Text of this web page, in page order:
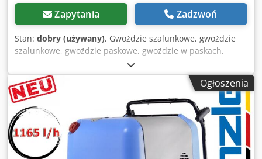
Zapytania Zadzwoń
Stan: dobry (używany), Gwoździe szalunkowe, gwoździe
szalunkowe, gwoździe paskowe, gwoździe w paskach,
gwoździe z łbem ściskanym Dedpfxsv D Nvds Ahgokr -
Producent: Holz-Her, paski z gwoździami 2 pudełka / ok.
8000 sztuk -Typ: 2,8 x 65 H/BK .: 25 6714 -Cena/Dostawa:
kompletna -Wymiary transportowe: 370/260/H250 mm -
Całkowita masa: 27 kg
Ogłoszenia